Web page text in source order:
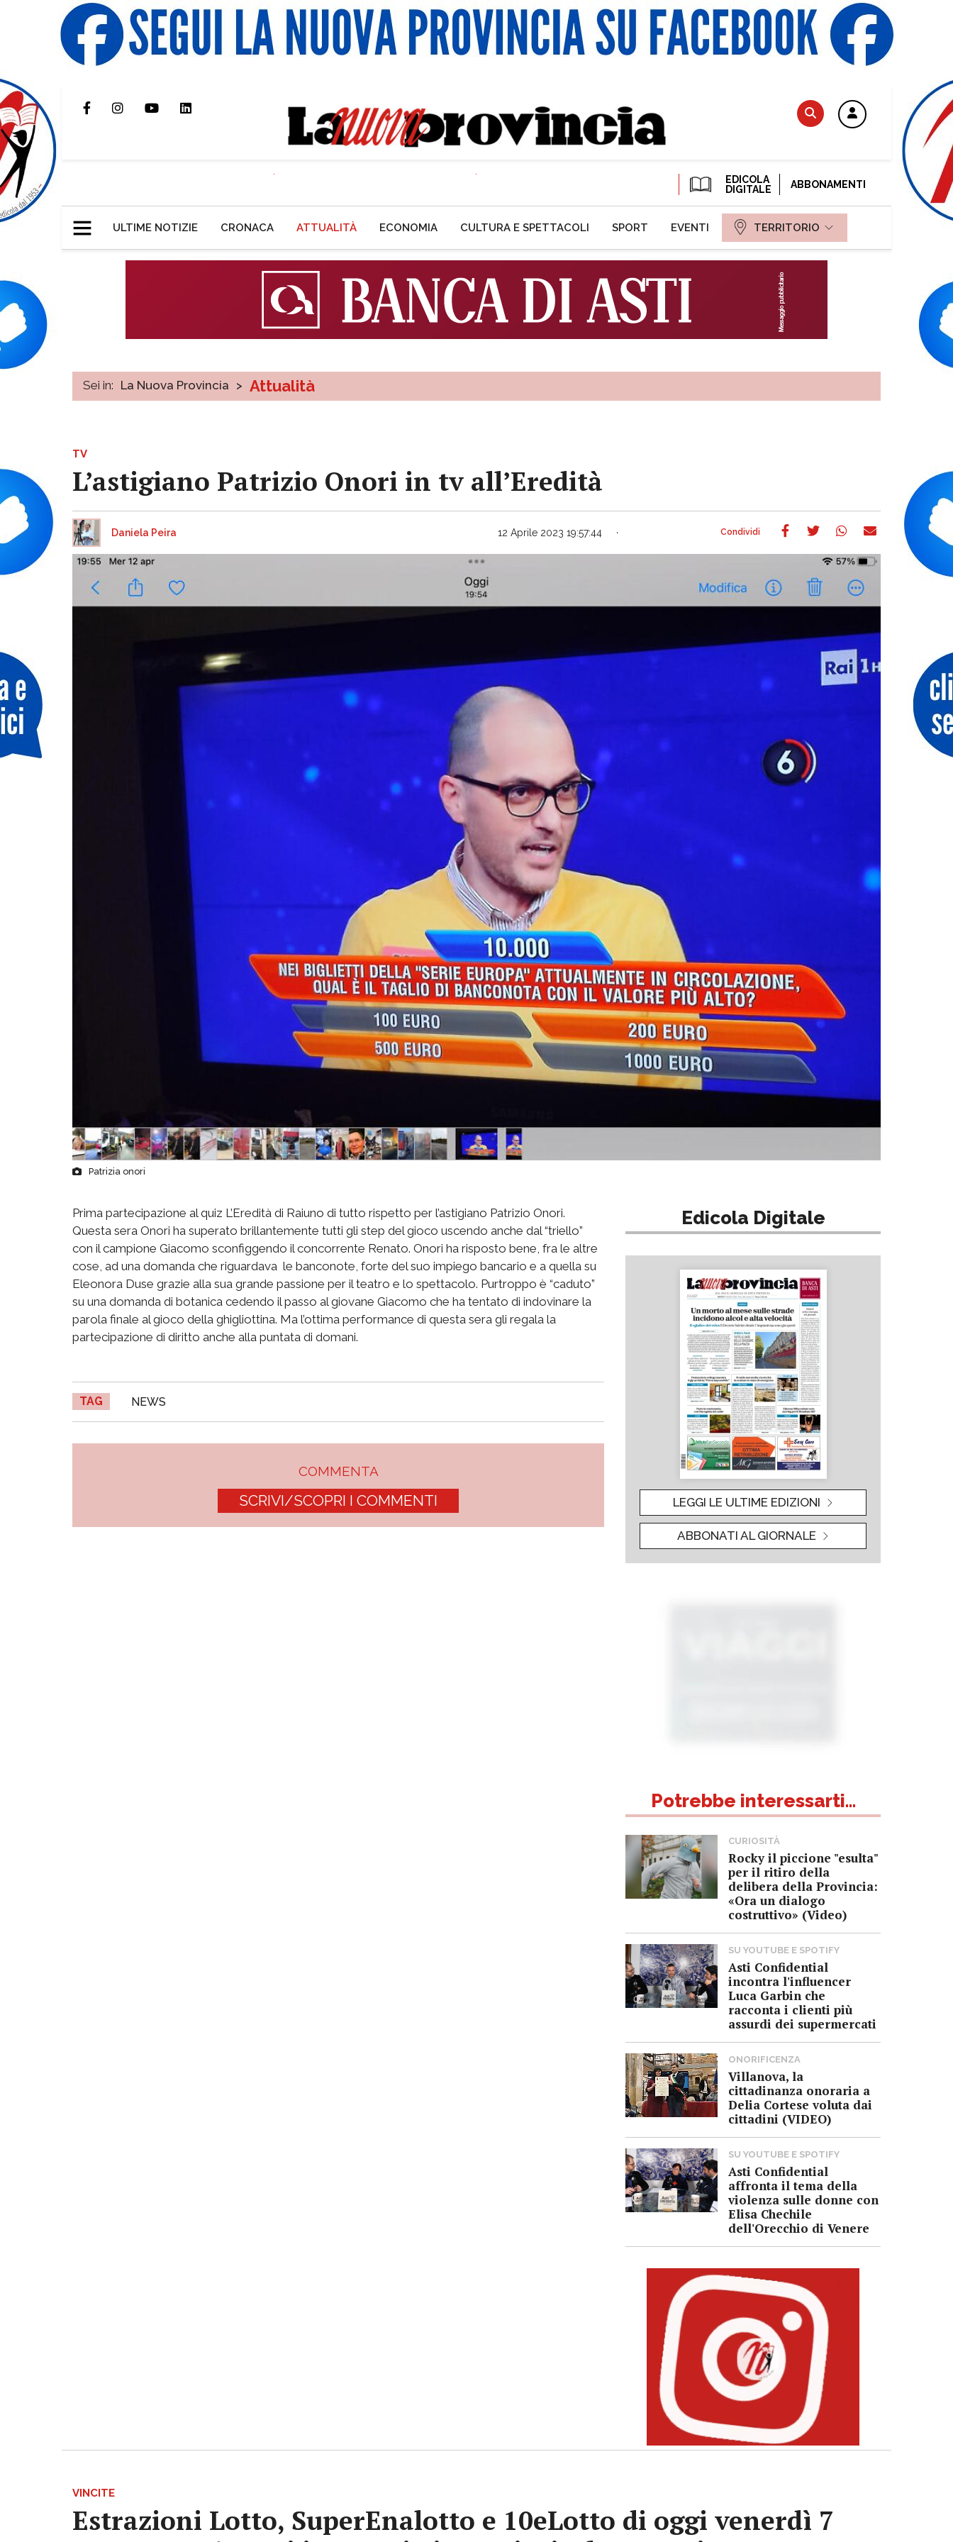
EDICOLA
DIGITALE
ABBONAMENTI
ULTIME NOTIZIE CRONACA ATTUALITÀ ECONOMIA CULTURA E SPETTACOLI SPORT EVENTI TERRITORIO
Sei in: La Nuova Provincia > Attualità
TV
L’astigiano Patrizio Onori in tv all’Eredità
Daniela Peira 12 Aprile 2023 19:57:44
Patrizia onori
Prima partecipazione al quiz L’Eredità di Raiuno di tutto rispetto per l’astigiano Patrizio Onori.
Questa sera Onori ha superato brillantemente tutti gli step del gioco uscendo anche dal “triello”
con il campione Giacomo sconfiggendo il concorrente Renato. Onori ha risposto bene, fra le altre
cose, ad una domanda che riguardava le banconote, forte del suo impiego bancario e a quella su
Eleonora Duse grazie alla sua grande passione per il teatro e lo spettacolo. Purtroppo è “caduto”
su una domanda di botanica cedendo il passo al giovane Giacomo che ha tentato di indovinare la
parola finale al gioco della ghigliottina. Ma l’ottima performance di questa sera gli regala la
partecipazione di diritto anche alla puntata di domani.
TAG NEWS
COMMENTA
SCRIVI/SCOPRI I COMMENTI
Edicola Digitale
LEGGI LE ULTIME EDIZIONI
ABBONATI AL GIORNALE
Potrebbe interessarti...
CURIOSITÀ
Rocky il piccione "esulta"
per il ritiro della
delibera della Provincia:
«Ora un dialogo
costruttivo» (Video)
SU YOUTUBE E SPOTIFY
Asti Confidential
incontra l'influencer
Luca Garbin che
racconta i clienti più
assurdi dei supermercati
ONORIFICENZA
Villanova, la
cittadinanza onoraria a
Delia Cortese voluta dai
cittadini (VIDEO)
SU YOUTUBE E SPOTIFY
Asti Confidential
affronta il tema della
violenza sulle donne con
Elisa Chechile
dell'Orecchio di Venere
VINCITE
Estrazioni Lotto, SuperEnalotto e 10eLotto di oggi venerdì 7